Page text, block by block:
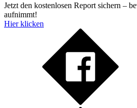
Jetzt den kostenlosen Report sichern –
aufnimmt!
Hier klicken